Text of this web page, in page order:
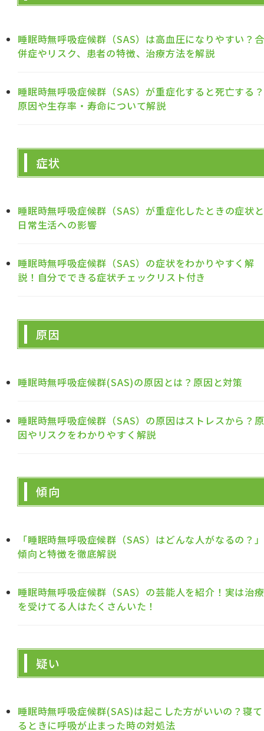
睡眠時無呼吸症候群（SAS）は高血圧になりやすい？合
併症やリスク、患者の特徴、治療方法を解説
睡眠時無呼吸症候群（SAS）が重症化すると死亡する？
原因や生存率・寿命について解説
症状
睡眠時無呼吸症候群（SAS）が重症化したときの症状と
日常生活への影響
睡眠時無呼吸症候群（SAS）の症状をわかりやすく解
説！自分でできる症状チェックリスト付き
原因
睡眠時無呼吸症候群(SAS)の原因とは？原因と対策
睡眠時無呼吸症候群（SAS）の原因はストレスから？原
因やリスクをわかりやすく解説
傾向
「睡眠時無呼吸症候群（SAS）はどんな人がなるの？」
傾向と特徴を徹底解説
睡眠時無呼吸症候群（SAS）の芸能人を紹介！実は治療
を受けてる人はたくさんいた！
疑い
睡眠時無呼吸症候群(SAS)は起こした方がいいの？寝て
るときに呼吸が止まった時の対処法